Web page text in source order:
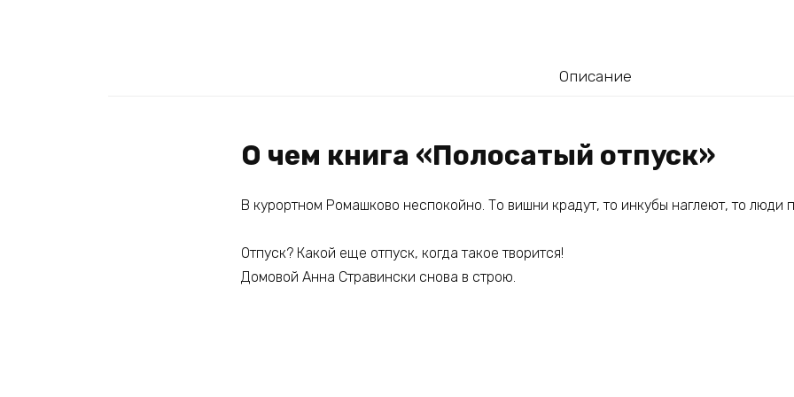
Описание
О чем книга «Полосатый отпуск»
В курортном Ромашково неспокойно. То вишни крадут, то инкубы наглеют, то люди
Отпуск? Какой еще отпуск, когда такое творится!
Домовой Анна Стравински снова в строю.